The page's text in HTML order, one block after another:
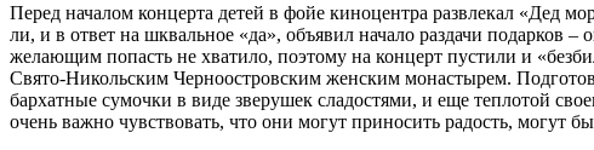
Перед началом концерта детей в фойе киноцентра развлекал «Дед
ли, и в ответ на шквальное «да», объявил начало раздачи подарков
желающим попасть не хватило, поэтому на концерт пустили и
Свято-Никольским Черноостровским женским монастырем.
бархатные сумочки в виде зверушек сладостями, и еще теплотой
очень важно чувствовать, что они могут приносить радость,